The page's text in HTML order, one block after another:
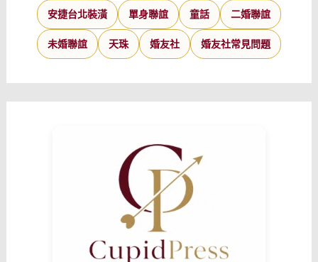
安捷台北裝潢 單身聯誼 童話 二婚聯誼
未婚聯誼 天珠 婚友社 婚友社常見問題